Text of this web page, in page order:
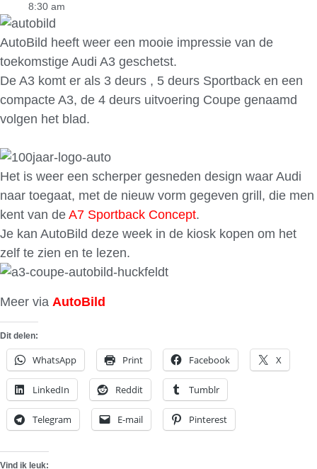
8:30 am
AutoBild heeft weer een mooie impressie van de
toekomstige Audi A3 geschetst.
De A3 komt er als 3 deurs , 5 deurs Sportback en een
compacte A3, de 4 deurs uitvoering Coupe genaamd
volgen het blad.
Het is weer een scherper gesneden design waar Audi
naar toegaat, met de nieuw vorm gegeven grill, die men
kent van de A7 Sportback Concept.
Je kan AutoBild deze week in de kiosk kopen om het
zelf te zien en te lezen.
Meer via AutoBild
Dit delen:
WhatsApp Print Facebook X
LinkedIn Reddit Tumblr
Telegram E-mail Pinterest
Vind ik leuk: